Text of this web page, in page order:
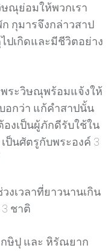
ษณุย่อมให้พวกเรา
ก กุมารจึงกล่าวสาป
ปเกิดและมีชีวิตอย่าง
พระวิษณุพร้อมแจ้งให้
อกว่า แก้คำสาปนั้น
งเป็นผู้ภักดีรับใช้ใน
ป็นศัตรูกับพระองค์ 3
งเวลาที่ยาวนานเกิน
ชาติ
ษิปุ และ หิรัณยาก